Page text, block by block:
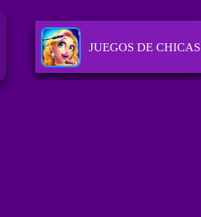
JUEGOS DE CHICAS